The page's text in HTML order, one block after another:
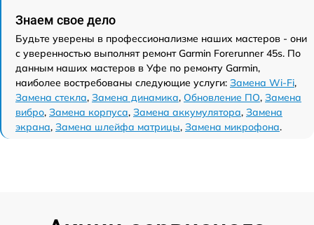
Знаем свое дело
Будьте уверены в профессионализме наших мастеров - они
с уверенностью выполнят ремонт Garmin Forerunner 45s. По
данным наших мастеров в Уфе по ремонту Garmin,
наиболее востребованы следующие услуги: Замена Wi-Fi,
Замена стекла, Замена динамика, Обновление ПО, Замена
вибро, Замена корпуса, Замена аккумулятора, Замена
экрана, Замена шлейфа матрицы, Замена микрофона.